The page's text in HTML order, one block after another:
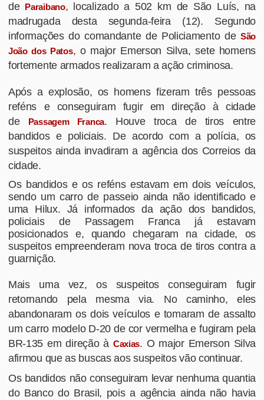
de Paraibano, localizado a 502 km de São Luís, na
madrugada desta segunda-feira (12). Segundo
informações do comandante de Policiamento de São
João dos Patos, o major Emerson Silva, sete homens
fortemente armados realizaram a ação criminosa.
Após a explosão, os homens fizeram três pessoas
reféns e conseguiram fugir em direção à cidade
de
Passagem Franca. Houve troca de tiros entre
bandidos e policiais. De acordo com a polícia, os
suspeitos ainda invadiram a agência dos Correios da
cidade.
Os bandidos e os reféns estavam em dois veículos,
sendo um carro de passeio ainda não identificado e
uma Hilux. Já informados da ação dos bandidos,
policiais de Passagem Franca já estavam
posicionados e, quando chegaram na cidade, os
suspeitos empreenderam nova troca de tiros contra a
guarnição.
Mais uma vez, os suspeitos conseguiram fugir
retornando pela mesma via. No caminho, eles
abandonaram os dois veículos e tomaram de assalto
um carro modelo D-20 de cor vermelha e fugiram pela
BR-135 em direção à Caxias. O major Emerson Silva
afirmou que as buscas aos suspeitos vão continuar.
Os bandidos não conseguiram levar nenhuma quantia
do Banco do Brasil, pois a agência ainda não havia